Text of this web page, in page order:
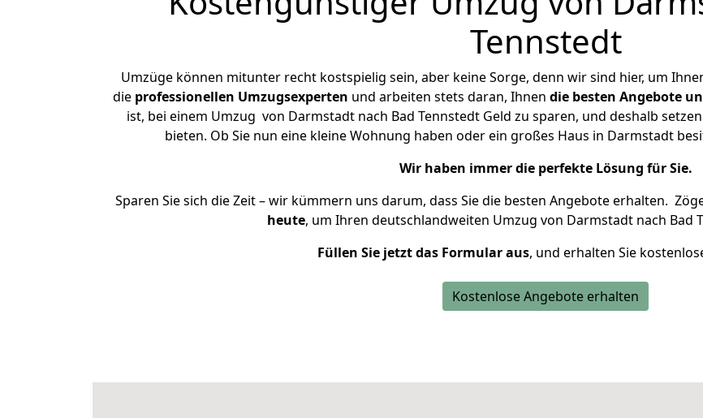
Tennstedt
Umzüge können mitunter recht kostspielig sein, aber keine Sorge, denn wir sind hier, um
die professionellen Umzugsexperten und arbeiten stets daran, Ihnen die besten Angebote
ist, bei einem Umzug von Darmstadt nach Bad Tennstedt Geld zu sparen, und deshalb
bieten. Ob Sie nun eine kleine Wohnung haben oder ein großes Haus in Darmstadt
Wir haben immer die perfekte Lösung für Sie.
Sparen Sie sich die Zeit – wir kümmern uns darum, dass Sie die besten Angebote erhalten.
heute, um Ihren deutschlandweiten Umzug von Darmstadt nach Bad
Füllen Sie jetzt das Formular aus, und erhalten Sie
Kostenlose Angebote erhalten